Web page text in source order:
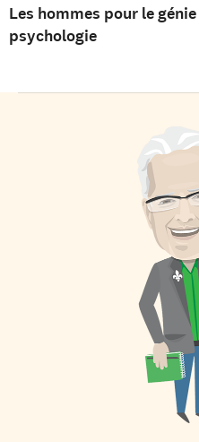
Les hommes pour le
psychologie